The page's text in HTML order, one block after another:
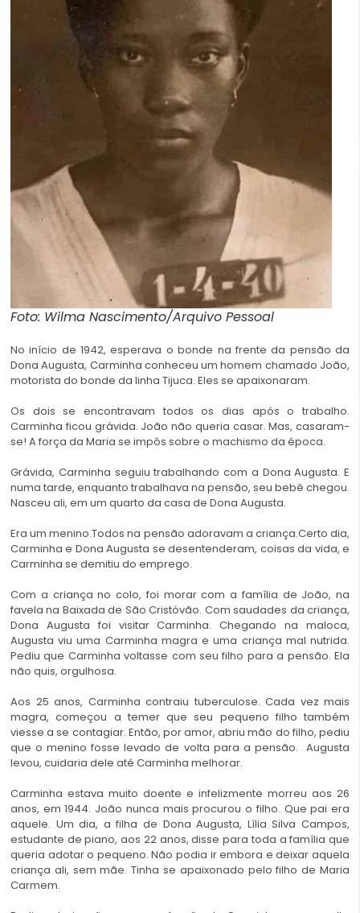
Foto: Wilma Nascimento/Arquivo Pessoal
No início de 1942, esperava o bonde na frente da pensão da
Dona Augusta, Carminha conheceu um homem chamado João,
motorista do bonde da linha Tijuca. Eles se apaixonaram.
Os dois se encontravam todos os dias após o trabalho.
Carminha ficou grávida. João não queria casar. Mas, casaram-
se! A força da Maria se impôs sobre o machismo da época.
Grávida, Carminha seguiu trabalhando com a Dona Augusta. E
numa tarde, enquanto trabalhava na pensão, seu bebê chegou.
Nasceu ali, em um quarto da casa de Dona Augusta.
Era um menino.Todos na pensão adoravam a criança.Certo dia,
Carminha e Dona Augusta se desentenderam, coisas da vida, e
Carminha se demitiu do emprego.
Com a criança no colo, foi morar com a família de João, na
favela na Baixada de São Cristóvão. Com saudades da criança,
Dona Augusta foi visitar Carminha. Chegando na maloca,
Augusta viu uma Carminha magra e uma criança mal nutrida.
Pediu que Carminha voltasse com seu filho para a pensão. Ela
não quis, orgulhosa.
Aos 25 anos, Carminha contraiu tuberculose. Cada vez mais
magra, começou a temer que seu pequeno filho também
viesse a se contagiar. Então, por amor, abriu mão do filho, pediu
que o menino fosse levado de volta para a pensão. Augusta
levou, cuidaria dele até Carminha melhorar.
Carminha estava muito doente e infelizmente morreu aos 26
anos, em 1944. João nunca mais procurou o filho. Que pai era
aquele. Um dia, a filha de Dona Augusta, Lília Silva Campos,
estudante de piano, aos 22 anos, disse para toda a família que
queria adotar o pequeno. Não podia ir embora e deixar aquela
criança ali, sem mãe. Tinha se apaixonado pelo filho de Maria
Carmem.